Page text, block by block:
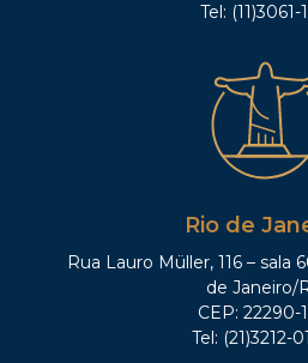
Tel: (11)3061-
Rio de
Rua Lauro Müller, 116 – sala
de Janeiro/
CEP: 22290-
Tel: (21)3212-